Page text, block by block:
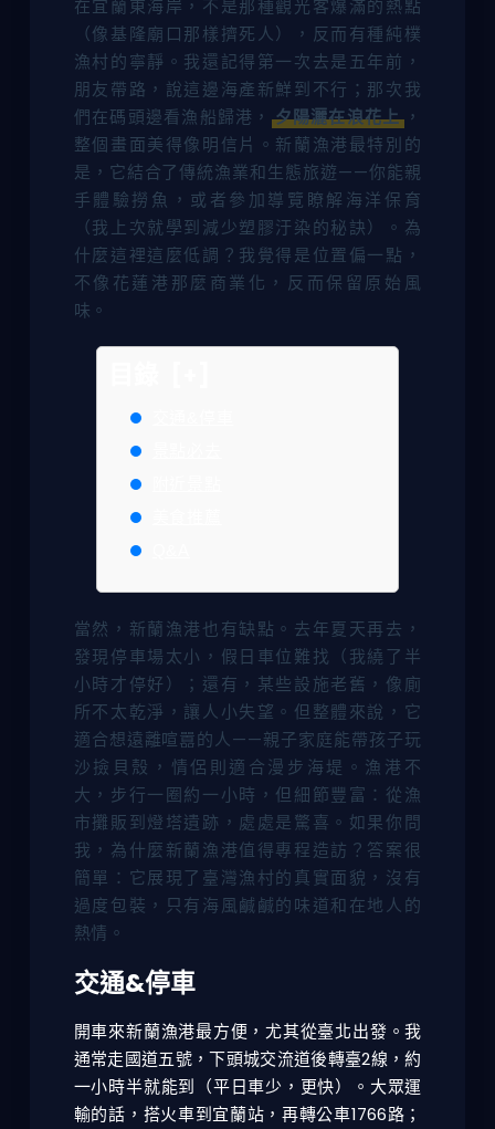
在宜蘭東海岸，不是那種觀光客爆滿的熱點
（像基隆廟口那樣擠死人），反而有種純樸
漁村的寧靜。我還記得第一次去是五年前，
朋友帶路，說這邊海產新鮮到不行；那次我
們在碼頭邊看漁船歸港， 夕陽灑在浪花上，
整個畫面美得像明信片。新蘭漁港最特別的
是，它結合了傳統漁業和生態旅遊——你能親
手體驗撈魚，或者參加導覽瞭解海洋保育
（我上次就學到減少塑膠汙染的秘訣）。為
什麼這裡這麼低調？我覺得是位置偏一點，
不像花蓮港那麼商業化，反而保留原始風
味。
當然，新蘭漁港也有缺點。去年夏天再去，
發現停車場太小，假日車位難找（我繞了半
小時才停好）；還有，某些設施老舊，像廁
所不太乾淨，讓人小失望。但整體來說，它
適合想遠離喧囂的人——親子家庭能帶孩子玩
沙撿貝殼，情侶則適合漫步海堤。漁港不
大，步行一圈約一小時，但細節豐富：從漁
市攤販到燈塔遺跡，處處是驚喜。如果你問
我，為什麼新蘭漁港值得專程造訪？答案很
簡單：它展現了臺灣漁村的真實面貌，沒有
過度包裝，只有海風鹹鹹的味道和在地人的
熱情。
交通&停車
開車來新蘭漁港最方便，尤其從臺北出發。我
通常走國道五號，下頭城交流道後轉臺2線，約
一小時半就能到（平日車少，更快）。大眾運
輸的話，搭火車到宜蘭站，再轉公車1766路；